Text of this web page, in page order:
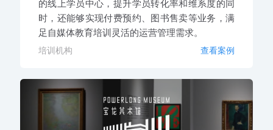
的线上学员中心，提升学员转化率和维系度的同
时，还能够实现付费预约、图书售卖等业务，满
足自媒体教育培训灵活的运营管理需求。
培训机构 查看案例